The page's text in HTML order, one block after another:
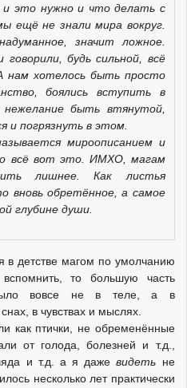
и это нужно и что делать с
ещё не знали мира вокруг.
значит ложное.
будь сильной, всё
нам хотелось быть просто
боялись вступить в
быть втянутой,
и погрязнуть в этом.
мироописанием и
всё вот это. ИМХО, магам
лишнее. Как листья
вновь обретённое, а самое
глубине души.
в детстве магом по умолчанию
то большую часть
вовсе не в теле, а в
в чувствах и мыслях.
как птички, не обременённые
от голода, болезней и т.д.,
и т.д. а я дажевидеть не
несколько лет практически